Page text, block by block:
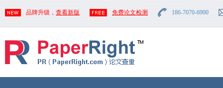
品牌升级， 查看新版 免费论文检测 186-7070-6900